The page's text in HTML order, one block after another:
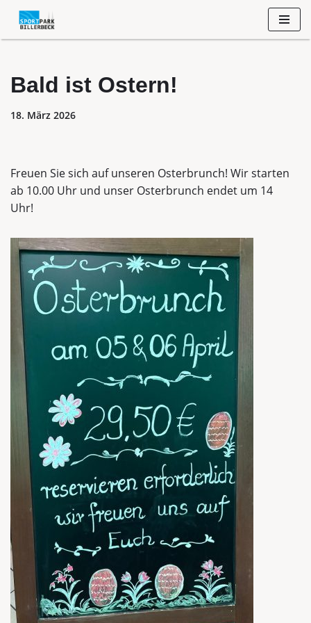
Zum
Bald ist Ostern!
18. März 2026
Freuen Sie sich auf unseren Osterbrunch! Wir starten
ab 10.00 Uhr und unser Osterbrunch endet um 14
Uhr!